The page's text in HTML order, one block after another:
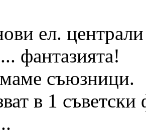
ел.
фантазията!
съюзници.
в 1